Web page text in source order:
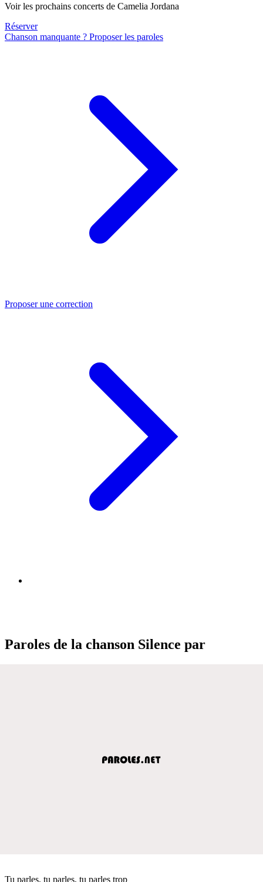
Voir les prochains concerts de Camelia Jordana
Réserver
Chanson manquante ? Proposer les paroles
Proposer une correction
Paroles de la chanson Silence par
Tu parles, tu parles, tu parles trop